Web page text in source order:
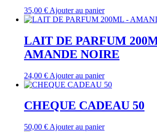
35,00 € Ajouter au panier
LAIT DE PARFUM
AMANDE NOIRE
24,00 € Ajouter au panier
CHEQUE CADEAU 50
50,00 € Ajouter au panier